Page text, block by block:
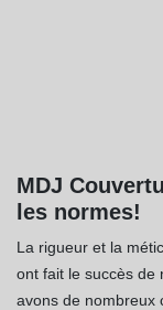
MDJ
les normes!
La rigueur et la
ont fait le succès de
avons de nombreux